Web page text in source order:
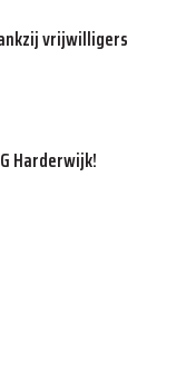
vrijwilligers
Harderwijk!